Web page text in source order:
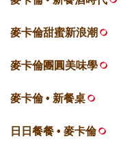
麥卡倫甜蜜新浪潮
麥卡倫團圓美味學
麥卡倫 • 新餐桌
日日餐餐 • 麥卡倫